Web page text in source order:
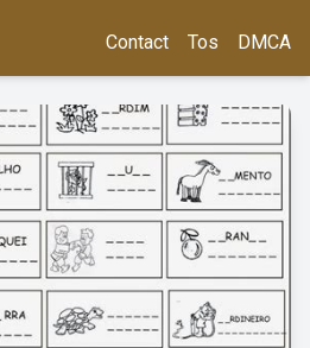
Contact Tos DMCA